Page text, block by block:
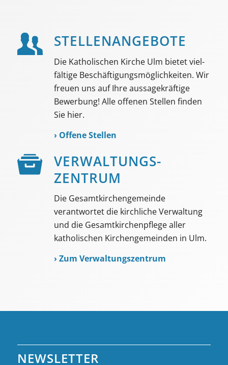
STELLEN­ANGEBOTE
Die Katholischen Kirche Ulm bietet viel­
fältige Beschäf­tigungs­möglich­keiten. Wir
freuen uns auf Ihre aussage­kräftige
Bewerbung! Alle offenen Stellen finden
Sie hier.
› Offene Stellen
VER­WALTUNGS­­
ZENTRUM
Die Gesamtkirchengemeinde
verantwortet die kirchliche Verwaltung
und die Gesamtkirchenpflege aller
katholischen Kirchengemeinden in Ulm.
› Zum Verwaltungszentrum
NEWSLETTER